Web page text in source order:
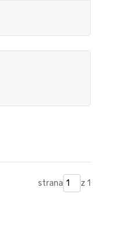
strana z 1